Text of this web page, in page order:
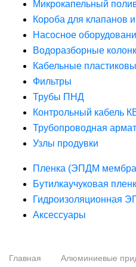
Микрокапельный
Короба для клапанов
Насосное
Водоразборные
Кабельные
Фильтры
Трубы ПНД
Контрольный кабель
Трубопроводная
Узлы продувки
Пленка (ЭПДМ
Бутилкаучуковая
Гидроизоляционная
Аксессуары
Главная
Алюминиевые